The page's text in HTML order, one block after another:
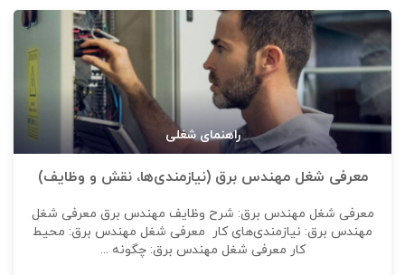
راهنمای شغلی
معرفی شغل مهندس برق (نیازمندی‌ها، نقش و وظایف)
معرفی شغل مهندس برق: شرح وظایف مهندس برق معرفی شغل
مهندس برق: نیازمندی‌های کار معرفی شغل مهندس برق: محیط
کار معرفی شغل مهندس برق: چگونه ...